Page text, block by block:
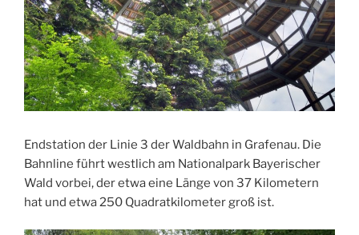
Endstation der Linie 3 der Waldbahn in Grafenau. Die
Bahnline führt westlich am Nationalpark Bayerischer
Wald vorbei, der etwa eine Länge von 37 Kilometern
hat und etwa 250 Quadratkilometer groß ist.